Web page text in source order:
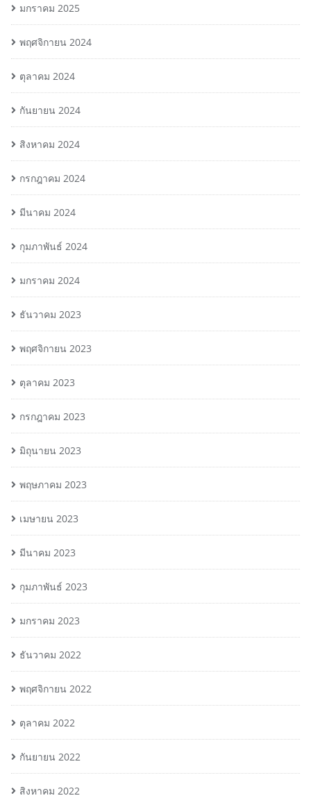
มกราคม 2025
พฤศจิกายน 2024
ตุลาคม 2024
กันยายน 2024
สิงหาคม 2024
กรกฎาคม 2024
มีนาคม 2024
กุมภาพันธ์ 2024
มกราคม 2024
ธันวาคม 2023
พฤศจิกายน 2023
ตุลาคม 2023
กรกฎาคม 2023
มิถุนายน 2023
พฤษภาคม 2023
เมษายน 2023
มีนาคม 2023
กุมภาพันธ์ 2023
มกราคม 2023
ธันวาคม 2022
พฤศจิกายน 2022
ตุลาคม 2022
กันยายน 2022
สิงหาคม 2022